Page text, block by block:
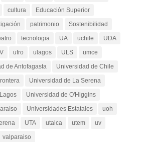
cultura
Educación Superior
patrimonio
Sostenibilidad
tecnologia UA uchile
UDA
ufro ulagos ULS
umce
de Antofagasta
Universidad de Chile
Universidad de La Serena
Universidad de O'Higgins
Universidades Estatales
uoh
UTA utalca utem
uv
valparaiso